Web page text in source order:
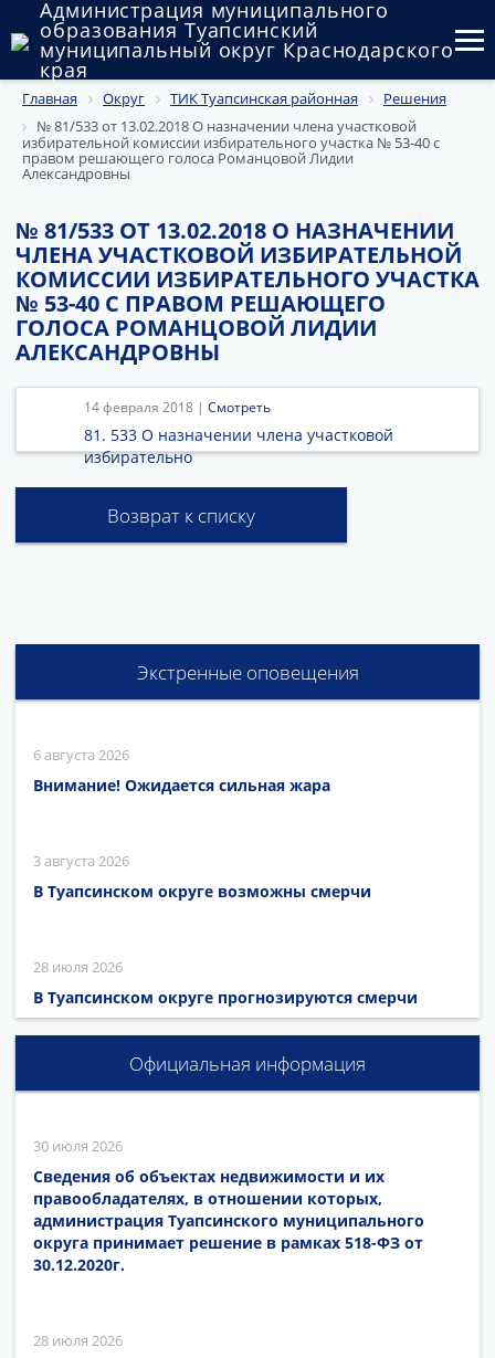
Администрация муниципального
образования Туапсинский
муниципальный округ Краснодарского
края
Округ
Администрация
Государственный и муниципальный контроль
Муниципальное имущество
Публичные слушания и общественные обсуждения
Документы
Главная Округ ТИК Туапсинская районная
Решения
№ 81/533 от 13.02.2018 О назначении члена участковой
избирательной комиссии избирательного участка № 53-40 с
правом решающего голоса Романцовой Лидии
Александровны
№ 81/533 ОТ 13.02.2018 О НАЗНАЧЕНИИ
ЧЛЕНА УЧАСТКОВОЙ ИЗБИРАТЕЛЬНОЙ
КОМИССИИ ИЗБИРАТЕЛЬНОГО УЧАСТКА
№ 53-40 С ПРАВОМ РЕШАЮЩЕГО
ГОЛОСА РОМАНЦОВОЙ ЛИДИИ
АЛЕКСАНДРОВНЫ
14 февраля 2018 | Смотреть
81. 533 О назначении члена участковой
избирательно
Возврат к списку
Экстренные оповещения
6 августа 2026
Внимание! Ожидается сильная жара
3 августа 2026
В Туапсинском округе возможны смерчи
28 июля 2026
В Туапсинском округе прогнозируются смерчи
Официальная информация
30 июля 2026
Сведения об объектах недвижимости и их
правообладателях, в отношении которых,
администрация Туапсинского муниципального
округа принимает решение в рамках 518-ФЗ от
30.12.2020г.
28 июля 2026